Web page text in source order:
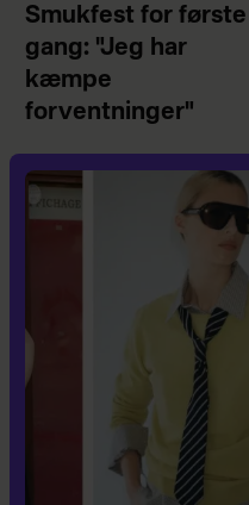
Smukfest for første
gang: "Jeg har
kæmpe
forventninger"